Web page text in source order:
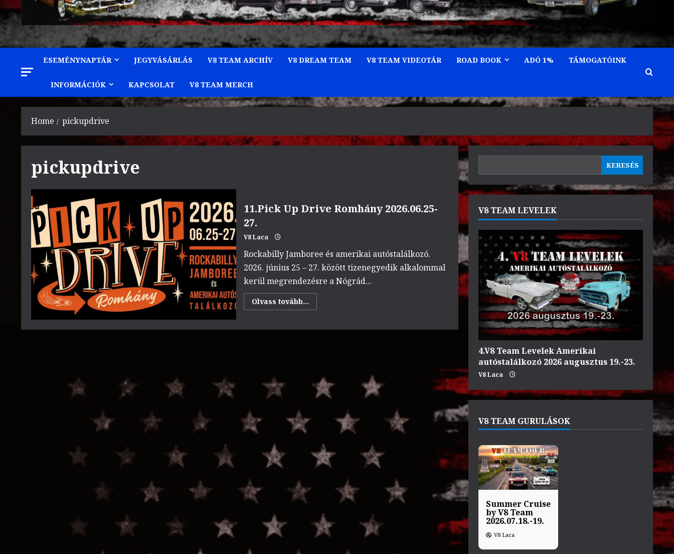
ESEMÉNYNAPTÁR JEGYVÁSÁRLÁS V8 TEAM ARCHÍV V8 DREAM TEAM V8 TEAM VIDEOTÁR ROAD BOOK ADÓ 1% TÁMOGATÓINK
INFORMÁCIÓK KAPCSOLAT V8 TEAM MERCH
Home pickupdrive
pickupdrive
11.Pick Up Drive Romhány 2026.06.25-
27.
V8 Laca
Rockabilly Jamboree és amerikai autóstalálkozó.
2026. június 25 – 27. között tizenegyedik alkalommal
kerül megrendezésre a Nógrád...
Olvass tovább...
more
Up
KERESÉS
V8 TEAM LEVELEK
4.V8 Team Levelek Amerikai
autóstalálkozó 2026 augusztus 19.-23.
V8 Laca
V8 TEAM GURULÁSOK
Summer Cruise
by V8 Team
2026.07.18.-19.
V8 Laca